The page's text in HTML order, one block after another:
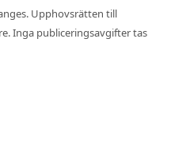
Upphovsrätten till
Inga publiceringsavgifter tas